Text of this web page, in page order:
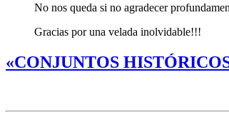
No nos queda si no agradecer
Gracias por una velada inolvidable!!!
«CONJUNTOS